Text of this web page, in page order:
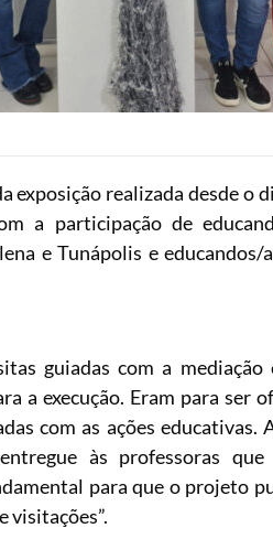
realizada desde o
a participação de
e Tunápolis e educandos/
guiadas com a
a execução. Eram para ser
com as ações educativas.
às professoras
para que o projeto
visitações”.